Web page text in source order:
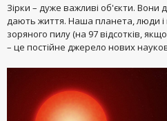
Зірки – дуже важливі об'єкти. Вони
дають життя. Наша планета, люди
зоряного пилу (на 97 відсотків,
– це постійне джерело нових